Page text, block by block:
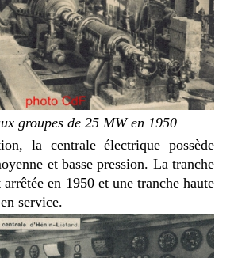
groupes de 25 MW en 1950
la centrale électrique possède
et basse pression. La tranche
arrêtée en 1950 et une tranche haute
service.